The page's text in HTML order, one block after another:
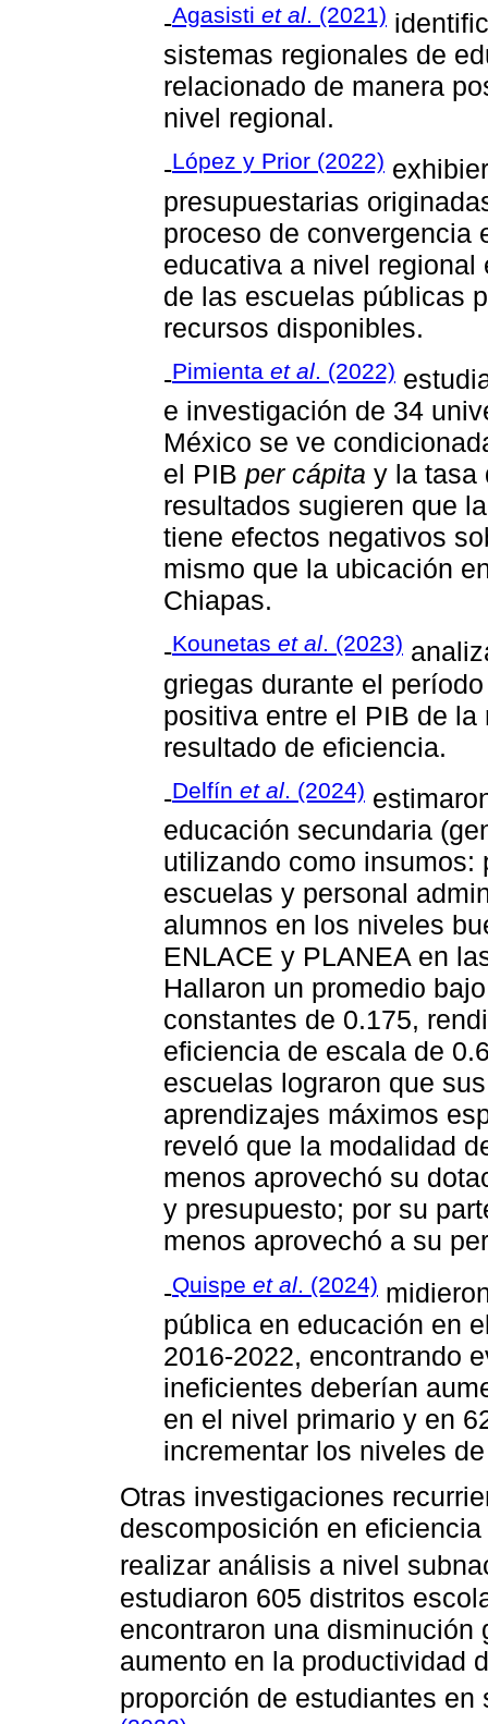
-Agasisti et al. (2021)
sistemas regionales de
relacionado de manera
nivel regional.
-López y Prior (2022)
presupuestarias
proceso de convergencia
educativa a nivel
de las escuelas públicas
recursos disponibles.
-Pimienta et al. (2022)
e investigación de 34
México se ve
el PIB per cápita y la tasa
resultados sugieren que
tiene efectos negativos
mismo que la ubicación
Chiapas.
-Kounetas et al. (2023)
griegas durante el
positiva entre el PIB de
resultado de eficiencia.
-Delfín et al. (2024)
educación secundaria
utilizando como insumos:
escuelas y personal
alumnos en los niveles
ENLACE y PLANEA en
Hallaron un promedio
constantes de 0.175,
eficiencia de escala de
escuelas lograron que
aprendizajes máximos
reveló que la modalidad
menos aprovechó su
y presupuesto; por su
menos aprovechó a su
-Quispe et al . (2024)
pública en educación en
2016-2022, encontrando
ineficientes deberían
en el nivel primario y en
incrementar los niveles
Otras investigaciones
descomposición en
realizar análisis a nivel
estudiaron 605 distritos
encontraron una
aumento en la productividad
proporción de estudiantes